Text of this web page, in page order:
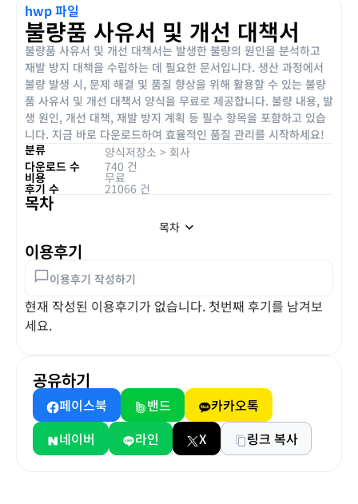
hwp 파일
불량품 사유서 및 개선 대책서
불량품 사유서 및 개선 대책서는 발생한 불량의 원인을 분석하고
재발 방지 대책을 수립하는 데 필요한 문서입니다. 생산 과정에서
불량 발생 시, 문제 해결 및 품질 향상을 위해 활용할 수 있는 불량
품 사유서 및 개선 대책서 양식을 무료로 제공합니다. 불량 내용, 발
생 원인, 개선 대책, 재발 방지 계획 등 필수 항목을 포함하고 있습
니다. 지금 바로 다운로드하여 효율적인 품질 관리를 시작하세요!
분류
양식저장소 > 회사
다운로드 수
740 건
비용 무료
후기 수 21066 건
목차
목차
이용후기
이용후기 작성하기
현재 작성된 이용후기가 없습니다. 첫번째 후기를 남겨보
세요.
공유하기
페이스북 밴드
카카오톡
네이버
라인 X 링크 복사